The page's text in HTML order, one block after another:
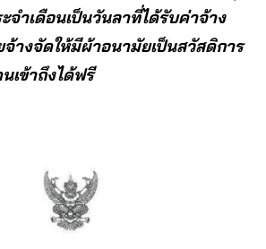
จําเดือนเป็นวันลาที่ได้รับค่าจ้าง
างจัดให้มีผ้าอนามัยเป็นสวัสดิการ
เข้าถึงได้ฟรี